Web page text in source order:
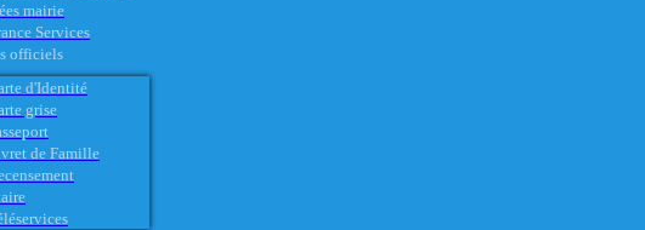
mairie
Services
officiels
d'Identité
grise
de Famille